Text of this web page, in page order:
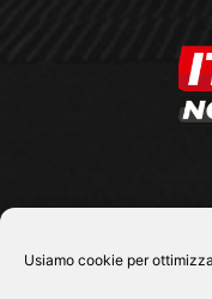
Usiamo cookie per